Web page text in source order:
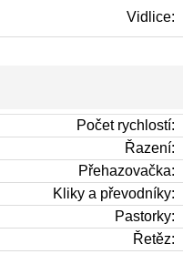
Vidlice:
Počet rychlostí:
Řazení:
Přehazovačka:
Kliky a převodníky:
Pastorky:
Řetěz: